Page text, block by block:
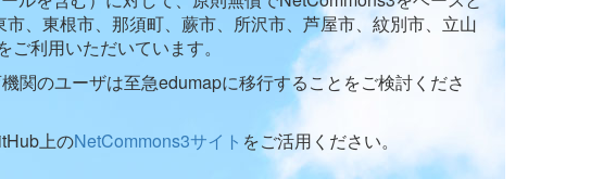
、東根市、那須町、蕨市、所沢市、芦屋市、紋別市、立山
利用いただいています。
関のユーザは至急edumapに移行することをご検討くださ
上のNetCommons3サイト をご活用ください。